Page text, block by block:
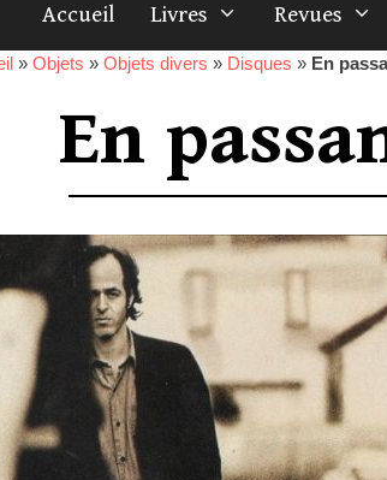
Accueil Livres Revues
» Objets » Objets divers » Disques » En
En